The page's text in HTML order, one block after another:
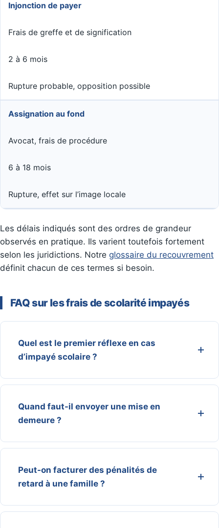
Injonction de payer
Frais de greffe et de signification
2 à 6 mois
Rupture probable, opposition possible
Assignation au fond
Avocat, frais de procédure
6 à 18 mois
Rupture, effet sur l’image locale
Les délais indiqués sont des ordres de grandeur
observés en pratique. Ils varient toutefois fortement
selon les juridictions. Notre glossaire du recouvrement
définit chacun de ces termes si besoin.
FAQ sur les frais de scolarité impayés
Quel est le premier réflexe en cas
d’impayé scolaire ?
Quand faut-il envoyer une mise en
demeure ?
Peut-on facturer des pénalités de
retard à une famille ?